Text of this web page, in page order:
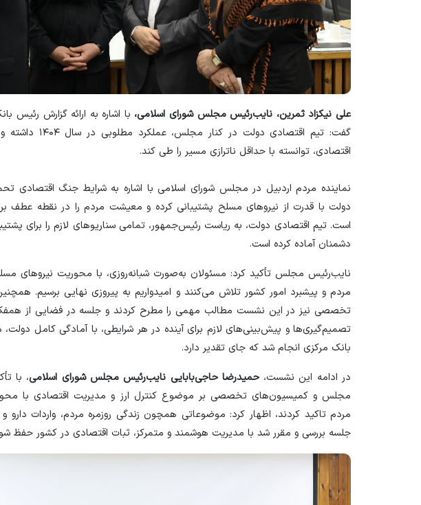
علی نیکزاد ثمرین، نایب‌رئیس مجلس شورای اسلامی، با اشاره به ارائه گزارش رئیس
گفت: تیم اقتصادی دولت
اقتصادی، توانسته با حداقل ناترازی مسیر را طی کند.
نماینده مردم اردبیل در مجلس شورای اسلامی با اشاره به شرایط جنگ اقتصادی
دولت با قدرت از نیرو‌های مسلح پشتیبانی کرده و معیشت مردم را در نقطه عطف
است. تیم اقتصادی دولت، به ریاست رئیس‌جمهور، تمامی سناریو‌های لازم را برای
دشمنان آماده کرده است.
نایب‌رئیس مجلس تأکید کرد: مسئولان به‌صورت شبانه‌روزی، با محوریت نیرو‌های
مردم و پیشبرد امور کشور تلاش می‌کنند و امیدواریم به پیروزی نهایی برسیم.
تخصصی نیز در این نشست مطالب مهمی را مطرح کردند و جلسه در فضایی از
تصمیم‌گیری‌ها و پیش‌بینی‌های لازم برای آینده در هر شرایطی، با آمادگی کامل
بانک مرکزی انجام شد که جای تقدیر دارد.
در ادامه این نشست،حمیدرضا حاجی‌بابایی نایب‌رئیس مجلس شورای اسلامی، با
مجلس و کمیسیون‌های تخصصی بر موضوع کنترل ارز و مدیریت اقتصادی با
مردم تاکید کردند، اظهار کرد: موضوعاتی همچون زندگی روزمره مردم، واردات دارو
جلسه بررسی و مقرر شد با مدیریت هوشمند و متمرکز، ثبات اقتصادی در کشور حفظ